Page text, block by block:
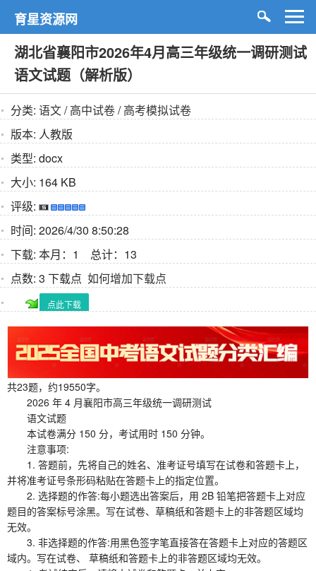
育星资源网
湖北省襄阳市2026年4月高三年级统一调研测试
语文试题（解析版）
分类: 语文/高中试卷/高考模拟试卷
版本: 人教版
类型: docx
大小: 164 KB
评级:
时间: 2026/4/30 8:50:28
下载: 本月：1 总计：13
点数: 3 下载点 如何增加下载点
点此下载
共23题，约19550字。
2026 年 4 月襄阳市高三年级统一调研测试
语文试题
本试卷满分 150 分，考试用时 150 分钟。
注意事项:
1. 答题前，先将自己的姓名、准考证号填写在试卷和答题卡上，
并将准考证号条形码粘贴在答题卡上的指定位置。
2. 选择题的作答:每小题选出答案后，用 2B 铅笔把答题卡上对应
题目的答案标号涂黑。写在试卷、草稿纸和答题卡上的非答题区域均
无效。
3. 非选择题的作答:用黑色签字笔直接答在答题卡上对应的答题区
域内。写在试卷、 草稿纸和答题卡上的非答题区域均无效。